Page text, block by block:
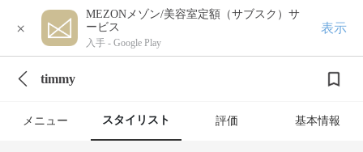
×
MEZONメゾン/美容室定額（サブスク）サ
ービス
入手 - Google Play
表示
timmy
メニュー スタイリスト 評価 基本情報